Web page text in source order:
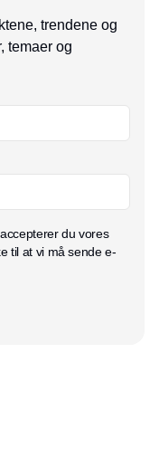
trendene og
temaer og
du vores
til at vi må sende e-